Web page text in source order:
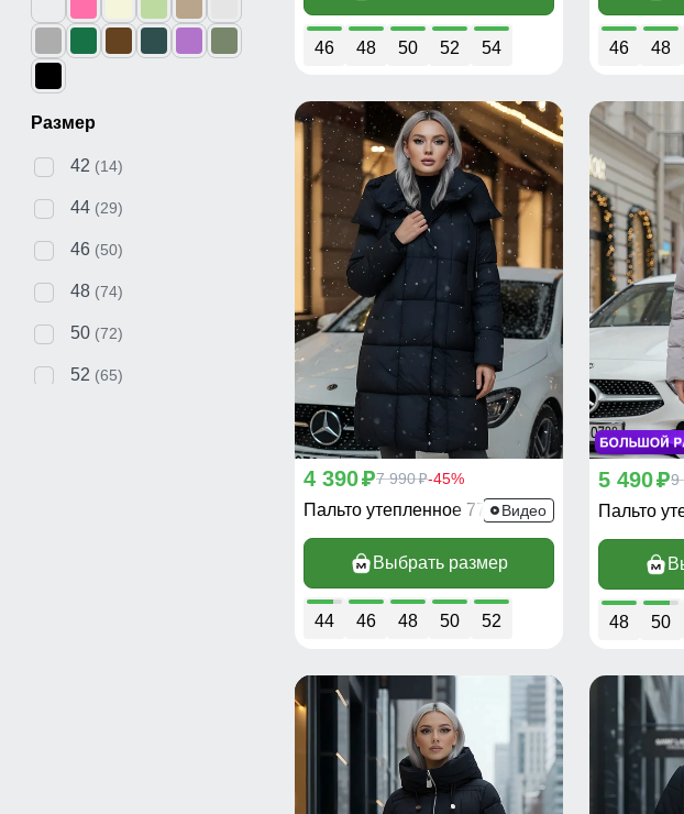
Размер
42 (14)
44 (29)
46 (50)
48 (74)
50 (72)
52 (65)
46 48 50 52 54 46 48
4 390p7 990p-45%
Пальто утепленное 7700Ch
Видео
Выбрать размер
44 46 48 50 52
5 490p9
Пальто
48 50